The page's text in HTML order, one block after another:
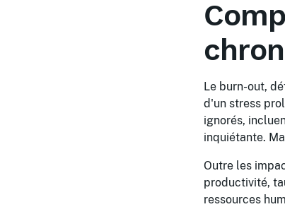
Le burn-out,
d'un stress
ignorés,
inquiétante.
Outre les
productivité,
ressources